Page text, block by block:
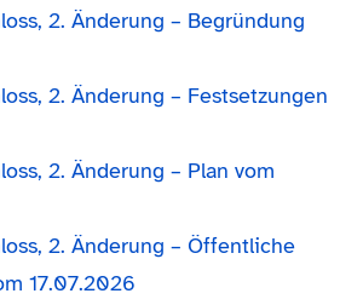
2. Änderung – Begründung
2. Änderung – Festsetzungen
2. Änderung – Plan vom
2. Änderung – Öffentliche
17.07.2026